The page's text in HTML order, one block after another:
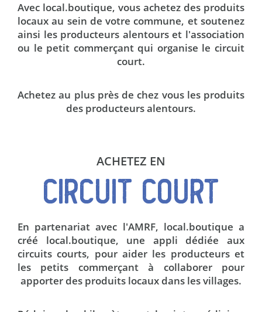
Avec local.boutique, vous achetez des produits
locaux au sein de votre commune, et soutenez
ainsi les producteurs alentours et l'association
ou le petit commerçant qui organise le circuit
court.
Achetez au plus près de chez vous les produits
des producteurs alentours.
ACHETEZ EN
CIRCUIT COURT
En partenariat avec l'AMRF, local.boutique a
créé local.boutique, une appli dédiée aux
circuits courts, pour aider les producteurs et
les petits commerçant à collaborer pour
apporter des produits locaux dans les villages.